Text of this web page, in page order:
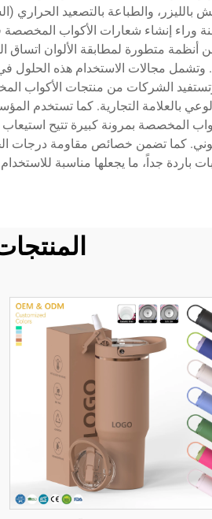
بالليزر، والطباعة بالتصعيد الحراري
وراء إنشاء شعارات الأكواب
متطورة لمطابقة الألوان اتساق
وتشمل مجالات الاستخدام هذه الحلول
الشركات من منتجات الأكواب
بالعلامة التجارية. كما تستخدم
المخصصة بمرونة كبيرة تتيح
كما تضمن خصائص مقاومة درجات
باردة جداً، ما يجعلها مناسبة